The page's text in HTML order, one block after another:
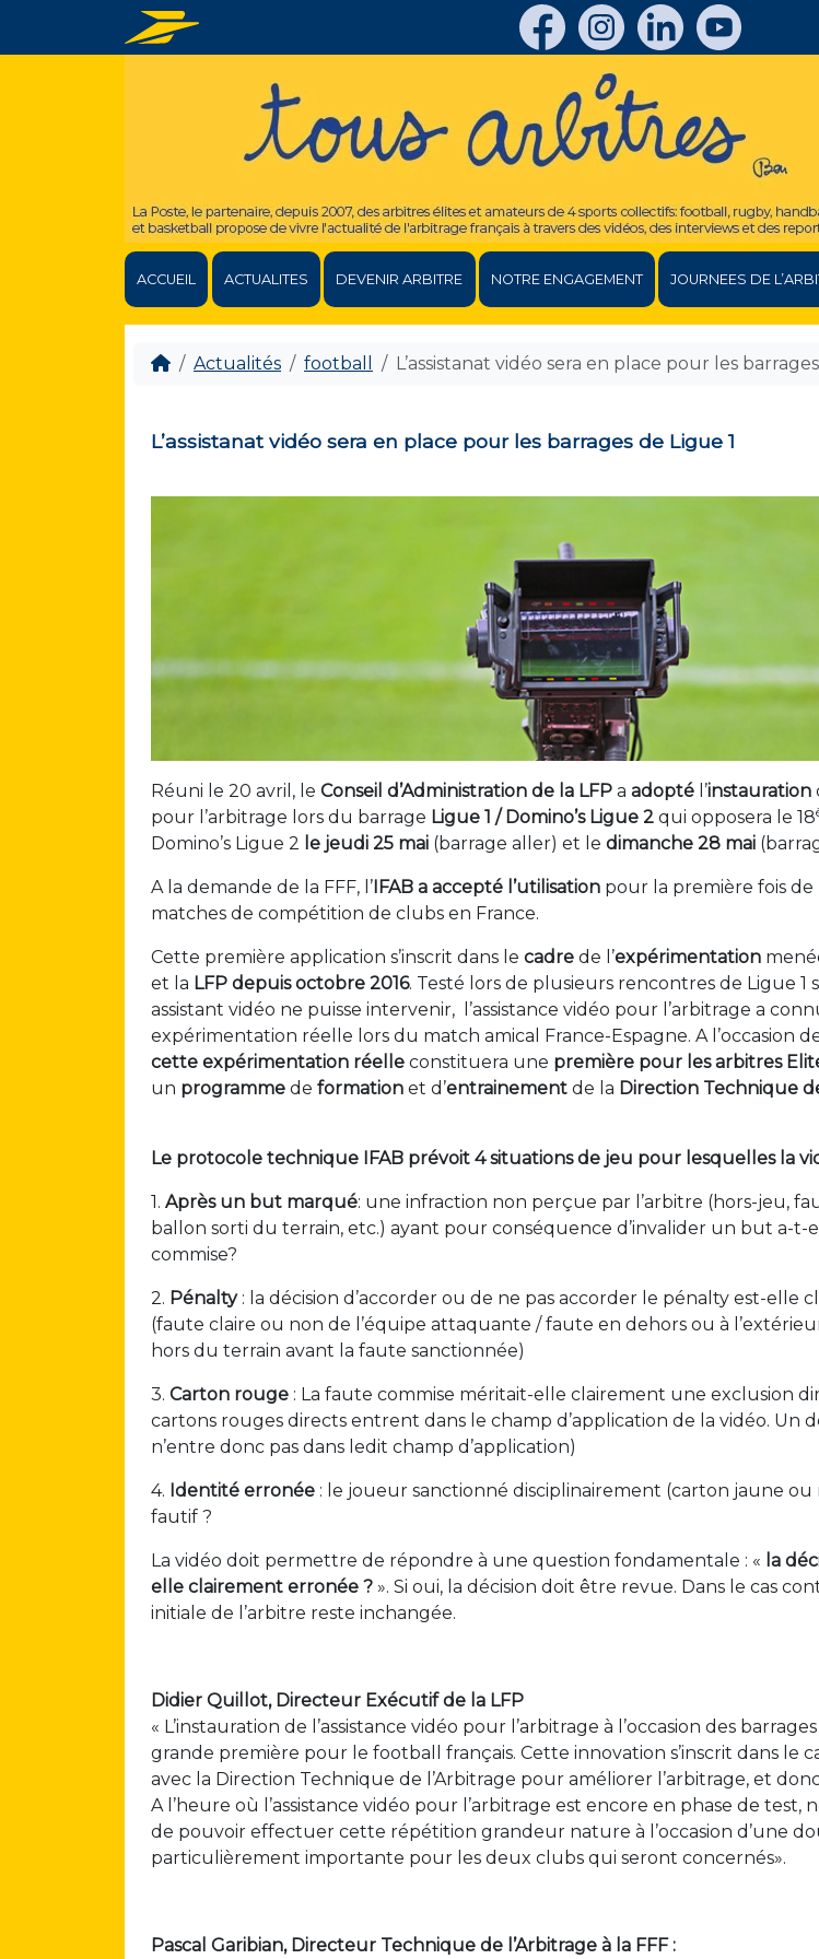
ACCUEIL ACTUALITES DEVENIR ARBITRE NOTRE ENGAGEMENT JOURNEES DE
Actualités football L’assistanat vidéo sera en place pour les
L’assistanat vidéo sera en place pour les barrages de Ligue 1
Réuni le 20 avril, le Conseil d’Administration de la LFP a adopté l’instauration
pour l’arbitrage lors du barrage Ligue 1 / Domino’s Ligue 2 qui opposera le 18
Domino’s Ligue 2 le jeudi 25 mai (barrage aller) et le dimanche 28 mai
A la demande de la FFF, l’IFAB a accepté l’utilisation pour la première fois de
matches de compétition de clubs en France.
Cette première application s’inscrit dans le cadre de l’expérimentation
et la LFP depuis octobre 2016. Testé lors de plusieurs rencontres de Ligue 1
assistant vidéo ne puisse intervenir, l’assistance vidéo pour l’arbitrage a
expérimentation réelle lors du match amical France-Espagne. A l’occasion
cette expérimentation réelle constituera une première pour les arbitres
un programme de formation et d’entrainement de la Direction Technique
Le protocole technique IFAB prévoit 4 situations de jeu pour lesquelles la
1. Après un but marqué: une infraction non perçue par l’arbitre (hors-jeu,
ballon sorti du terrain, etc.) ayant pour conséquence d’invalider un but a-t-
commise?
2. Pénalty: la décision d’accorder ou de ne pas accorder le pénalty est-elle
(faute claire ou non de l’équipe attaquante / faute en dehors ou à
hors du terrain avant la faute sanctionnée)
3. Carton rouge : La faute commise méritait-elle clairement une exclusion
cartons rouges directs entrent dans le champ d’application de la vidéo. Un
n’entre donc pas dans ledit champ d’application)
4. Identité erronée : le joueur sanctionné disciplinairement (carton jaune
fautif ?
La vidéo doit permettre de répondre à une question fondamentale : « la
elle clairement erronée ? ». Si oui, la décision doit être revue. Dans le cas
initiale de l’arbitre reste inchangée.
Didier Quillot, Directeur Exécutif de la LFP
« L’instauration de l’assistance vidéo pour l’arbitrage à l’occasion des
grande première pour le football français. Cette innovation s’inscrit dans le
avec la Direction Technique de l’Arbitrage pour améliorer l’arbitrage, et
A l’heure où l’assistance vidéo pour l’arbitrage est encore en phase de test,
de pouvoir effectuer cette répétition grandeur nature à l’occasion d’une
particulièrement importante pour les deux clubs qui seront concernés».
Pascal Garibian, Directeur Technique de l’Arbitrage à la FFF :